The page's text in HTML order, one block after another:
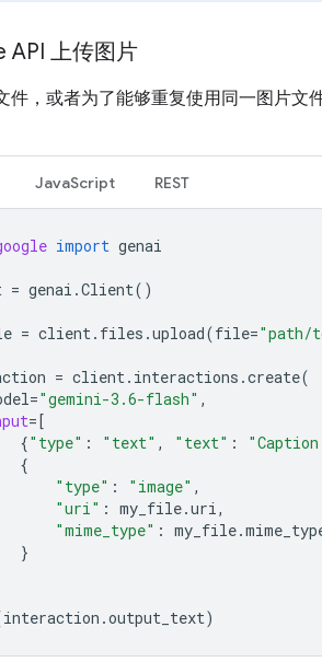
API 上传图片
件，或者为了能够重复使用同一图片文
JavaScript REST
import genai
= genai .Client()
= client. files .upload(file="path/
= client. interactions .create(
="gemini-3.6-flash" ,
=[
{"type" : "text" , "text" :
{
"type" : "image" ,
"uri" : my_file.uri,
"mime_type" : my_file.
}
interaction .output_text)